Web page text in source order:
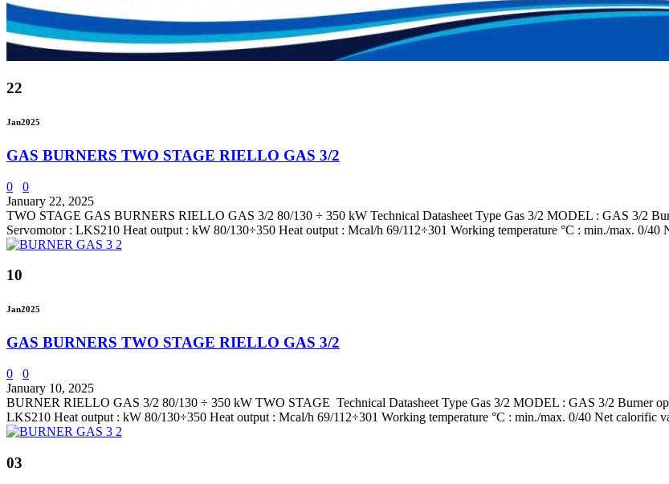
22
Jan2025
GAS BURNERS TWO STAGE RIELLO GAS 3/2
0
0
January 22, 2025
TWO STAGE GAS BURNERS RIELLO GAS 3/2 80/130 ÷ 350 kW Technical Datasheet Type Gas 3/2 MODEL : GAS 3/2
Servomotor : LKS210 Heat output : kW 80/130÷350 Heat output : Mcal/h 69/112÷301 Working temperature °C : min./max. 0/40
10
Jan2025
GAS BURNERS TWO STAGE RIELLO GAS 3/2
0
0
January 10, 2025
BURNER RIELLO GAS 3/2 80/130 ÷ 350 kW TWO STAGE Technical Datasheet Type Gas 3/2 MODEL : GAS 3/2 Burner
LKS210 Heat output : kW 80/130÷350 Heat output : Mcal/h 69/112÷301 Working temperature °C : min./max. 0/40 Net calorific
03